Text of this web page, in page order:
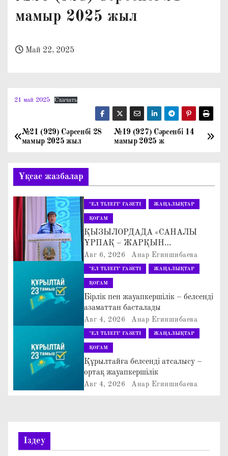
мамыр 2025 жыл
Май 22, 2025
21 май 2025 Скачать
Н
в
и
г
а
ц
п
а
и
№19 (927) Сәрсенбі 14
мамыр 2025 ж
№21 (929) Сәрсенбі 28
мамыр 2025 жыл
Ұқсас жазбалар
"ЕЛ ТІЛЕГІ" ГАЗЕТІ ЖАҢАЛЫҚТАР
ҚОҒАМ
ҚЫЗЫЛОРДАДА «САНАЛЫ
ҰРПАҚ – ЖАРҚЫН
БОЛАШАҚ» АТТЫ
КЕҢЕЙТІЛГЕН МӘЖІЛІС ӨТТІ
Авг 6, 2026 Анар Егиншибаева
"ЕЛ ТІЛЕГІ" ГАЗЕТІ ЖАҢАЛЫҚТАР
ҚОҒАМ
Бірлік пен жауапкершілік – белсенді
азаматтан басталады
Авг 4, 2026 Анар Егиншибаева
"ЕЛ ТІЛЕГІ" ГАЗЕТІ ЖАҢАЛЫҚТАР
ҚОҒАМ
Құрылтайға белсенді атсалысу –
ортақ жауапкершілік
Авг 4, 2026 Анар Егиншибаева
Іздеу